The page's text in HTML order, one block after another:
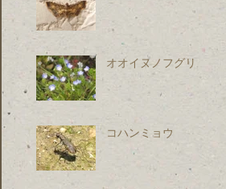
オオイヌノフグリ
コハンミョウ